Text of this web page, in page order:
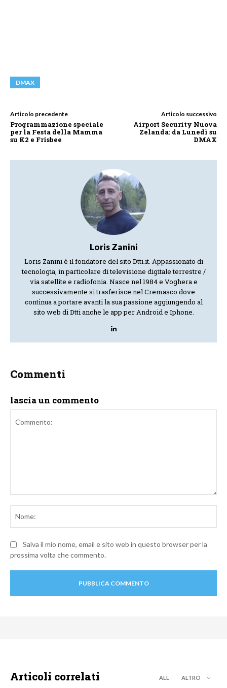
DMAX
Articolo precedente
Programmazione speciale
per la Festa della Mamma
su K2 e Frisbee
Articolo successivo
Airport Security Nuova
Zelanda: da Lunedì su
DMAX
Loris Zanini
Loris Zanini è il fondatore del sito Dtti.it. Appassionato di
tecnologia, in particolare di televisione digitale terrestre /
via satellite e radiofonia. Nasce nel 1984 e Voghera e
successivamente si trasferisce nel Cremasco dove
continua a portare avanti la sua passione aggiungendo al
sito web di Dtti anche le app per Android e Iphone.
Commenti
lascia un commento
Salva il mio nome, email e sito web in questo browser per la
prossima volta che commento.
Articoli correlati ALL ALTRO